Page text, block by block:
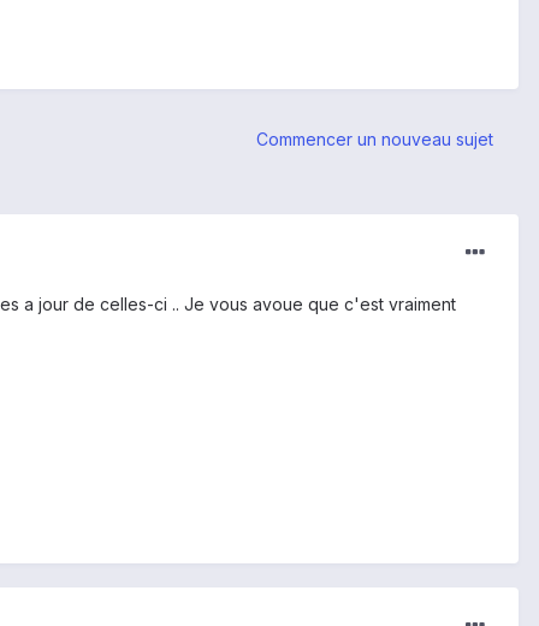
Commencer un nouveau sujet
a jour de celles-ci .. Je vous avoue que c'est vraiment